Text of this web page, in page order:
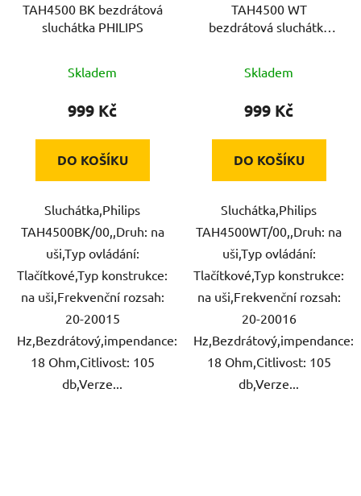
TAH4500 BK bezdrátová
sluchátka PHILIPS
Skladem
999 Kč
DO KOŠÍKU
Sluchátka,Philips
TAH4500BK/00,,Druh: na
uši,Typ ovládání:
Tlačítkové,Typ konstrukce:
na uši,Frekvenční rozsah:
20-20015
Hz,Bezdrátový,impendance:
18 Ohm,Citlivost: 105
db,Verze...
TAH4500 WT
bezdrátová sluchátka
Skladem
999 Kč
DO KOŠÍKU
Sluchátka,Philips
TAH4500WT/00,,Druh: na
uši,Typ ovládání:
Tlačítkové,Typ konstrukce:
na uši,Frekvenční rozsah:
20-20016
Hz,Bezdrátový,impendance:
18 Ohm,Citlivost: 105
db,Verze...